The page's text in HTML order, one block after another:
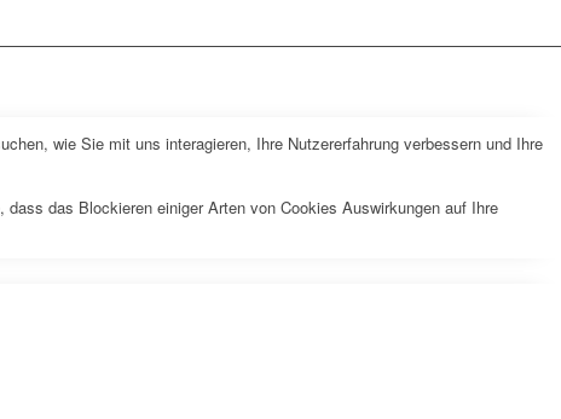
wie Sie mit uns interagieren, Ihre Nutzererfahrung verbessern und Ihre
das Blockieren einiger Arten von Cookies Auswirkungen auf Ihre